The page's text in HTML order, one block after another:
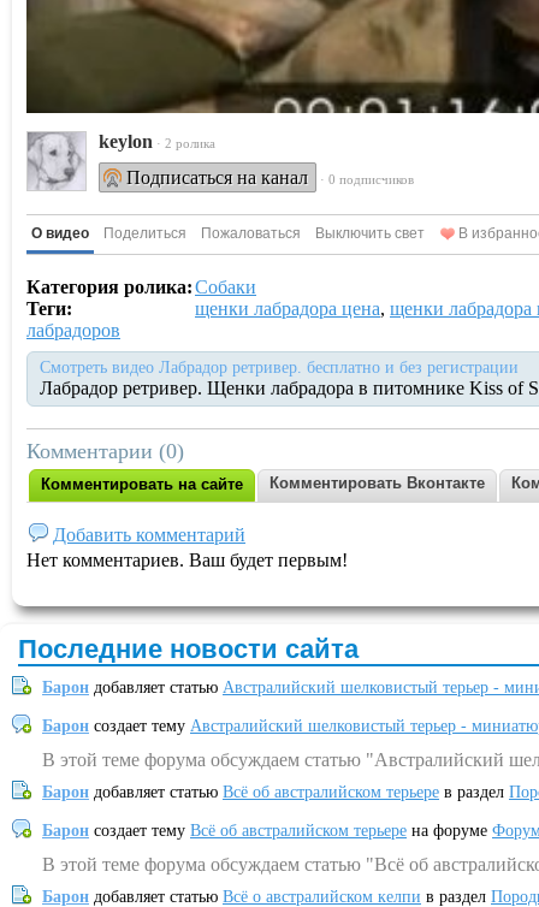
keylon · 2 ролика
Подписаться на канал · 0 подписчиков
О видео Поделиться Пожаловаться Выключить свет В
Категория ролика:Собаки
Теги:
щенки лабрадора цена, щенки лабрадора
лабрадоров
Смотреть видео Лабрадор ретривер. бесплатно и без регистрации
Лабрадор ретривер. Щенки лабрадора в питомнике Kiss of
Комментарии (0)
Комментировать на сайте Комментировать Вконтакте
Добавить комментарий
Нет комментариев. Ваш будет первым!
Последние новости сайта
Барон добавляет статью Австралийский шелковистый терьер -
Барон создает тему Австралийский шелковистый терьер -
В этой теме форума обсуждаем статью "Австралийский
Барон добавляет статью Всё об австралийском терьере в раздел
Барон создает тему Всё об австралийском терьере на форуме
В этой теме форума обсуждаем статью "Всё об
Барон добавляет статью Всё о австралийском келпи в раздел